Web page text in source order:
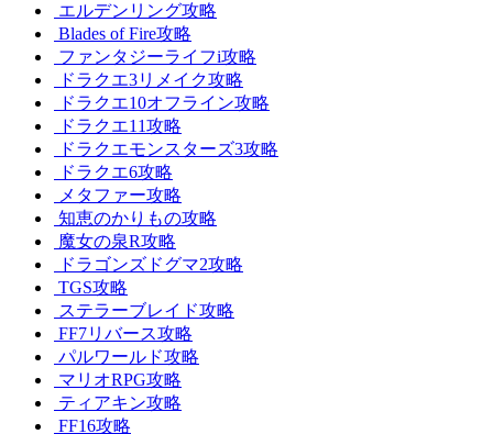
エルデンリング攻略
Blades of Fire攻略
ファンタジーライフi攻略
ドラクエ3リメイク攻略
ドラクエ10オフライン攻略
ドラクエ11攻略
ドラクエモンスターズ3攻略
ドラクエ6攻略
メタファー攻略
知恵のかりもの攻略
魔女の泉R攻略
ドラゴンズドグマ2攻略
TGS攻略
ステラーブレイド攻略
FF7リバース攻略
パルワールド攻略
マリオRPG攻略
ティアキン攻略
FF16攻略